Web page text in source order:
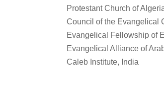
Protestant Church of
Council of the Evangelical
Evangelical Fellowship of
Evangelical Alliance of
Caleb Institute, India